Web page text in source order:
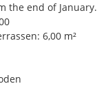
the end of January.
6,00 m²